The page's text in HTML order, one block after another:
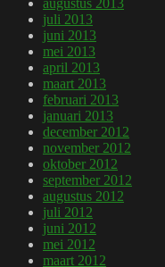
juli 2013
juni 2013
mei 2013
april 2013
maart 2013
februari 2013
januari 2013
december 2012
november 2012
oktober 2012
september 2012
augustus 2012
juli 2012
juni 2012
mei 2012
maart 2012